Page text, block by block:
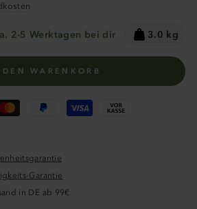
2-5 Werktagen bei dir 3.0 kg
WARENKORB
Garantie
in DE ab 99€